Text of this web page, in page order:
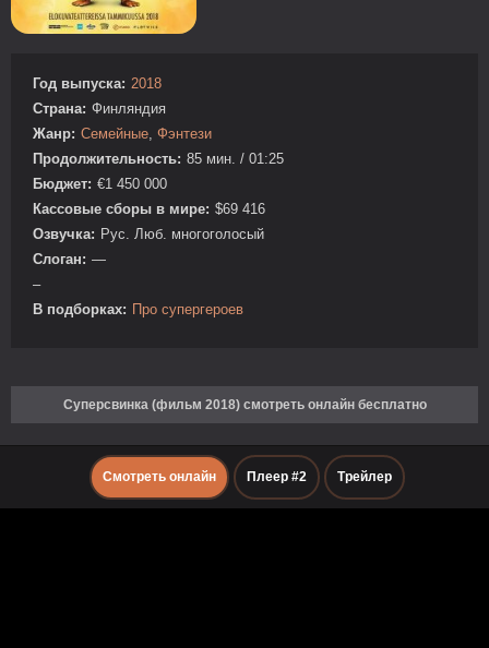
Год выпуска: 2018
Страна: Финляндия
Жанр: Семейные Фэнтези
Продолжительность: 85 мин. / 01:25
Бюджет: €1 450 000
Кассовые сборы в мире: $69 416
Озвучка: Рус. Люб. многоголосый
Слоган: —
–
В подборках: Про супергероев
Суперсвинка (фильм 2018) смотреть онлайн бесплатно
Смотреть онлайн Плеер #2 Трейлер